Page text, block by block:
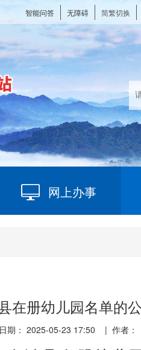
智能问答 无障碍 简繁切换
网上办事
在册幼儿园名单的
期： 2025-05-23 17:50 | 作者：